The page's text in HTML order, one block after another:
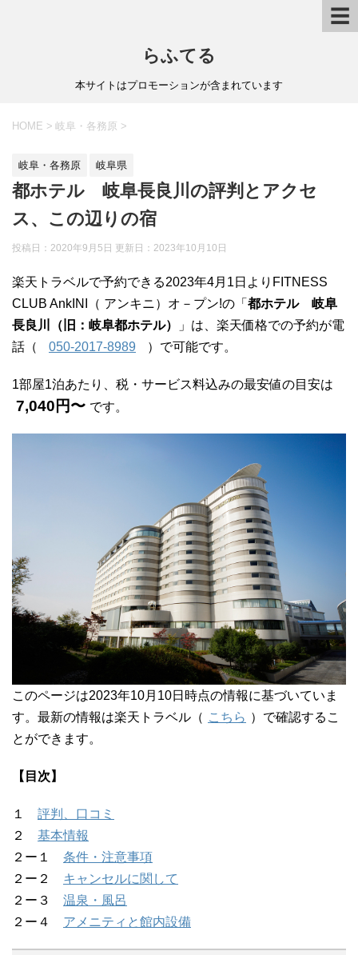
☰
らふてる
本サイトはプロモーションが含まれています
HOME > 岐阜・各務原 >
岐阜・各務原 岐阜県
都ホテル 岐阜長良川の評判とアクセ
ス、この辺りの宿
投稿日：2020年9月5日 更新日： 2023年10月10日
楽天トラベルで予約できる2023年4月1日よりFITNESS
CLUB AnkINI（ アンキニ）オ－プン!の「 都ホテル 岐阜
長良川（旧：岐阜都ホテル）
」は、楽天価格での予約が電
話（
050-2017-8989 ）で可能です。
1部屋1泊あたり、税・サービス料込みの最安値の目安は
7,040円〜 です。
このページは2023年10月10日時点の情報に基づいていま
す。最新の情報は楽天トラベル（ こちら ）で確認するこ
とができます。
【目次】
１ 評判、口コミ
２ 基本情報
２ー１ 条件・注意事項
２ー２ キャンセルに関して
２ー３ 温泉・風呂
２ー４ アメニティと館内設備